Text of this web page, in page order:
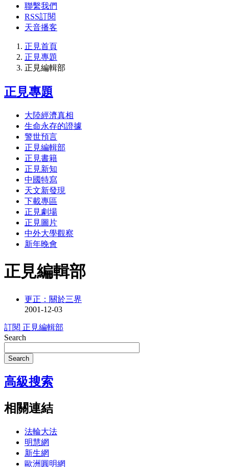
聯繫我們
RSS訂閱
天音播客
正見首頁
正見專題
正見編輯部
正見專題
大陸經濟真相
生命永存的證據
警世預言
正見編輯部
正見書籍
正見新知
中國特寫
天文新發現
下載專區
正見劇場
正見圖片
中外大學觀察
新年晚會
正見編輯部
更正：關於三界
2001-12-03
訂閱 正見編輯部
Search
Search
高級搜索
相關連結
法輪大法
明慧網
新生網
歐洲圓明網